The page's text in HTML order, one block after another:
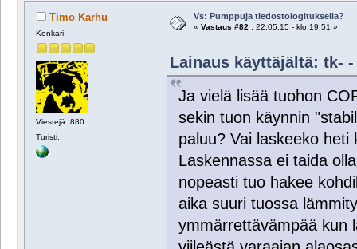
Timo Karhu
Konkari
Viestejä: 880
Turisti.
Vs: Pumppuja tiedostologituksella?
« Vastaus #82 :22.05.15 - klo:19:51 »
Lainaus käyttäjältä: tk- -
Ja vielä lisää tuohon
sekin tuon käynnin
paluu? Vai laskeeko
Laskennassa ei taida
nopeasti tuo hakee
aika suuri tuossa
ymmärrettävämpää kun